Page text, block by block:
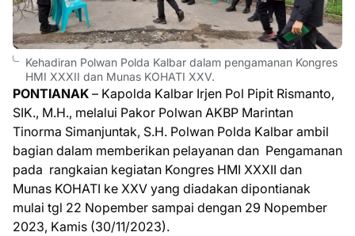
Kehadiran Polwan Polda Kalbar dalam pengamanan Kongres
HMI XXXII dan Munas KOHATI XXV.
PONTIANAK – Kapolda Kalbar Irjen Pol Pipit Rismanto,
SIK., M.H., melalui Pakor Polwan AKBP Marintan
Tinorma Simanjuntak, S.H. Polwan Polda Kalbar ambil
bagian dalam memberikan pelayanan dan Pengamanan
pada rangkaian kegiatan Kongres HMI XXXII dan
Munas KOHATI ke XXV yang diadakan dipontianak
mulai tgl 22 Nopember sampai dengan 29 Nopember
2023, Kamis (30/11/2023).